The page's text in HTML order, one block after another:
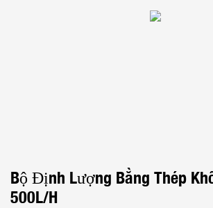
Bộ Định Lượng Bằng Thép
500L/h